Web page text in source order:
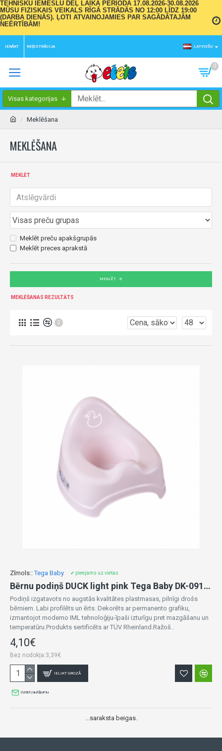
TEHNISKU IEMESLU DĒĻ LAIKA PERIODĀ 17.08.2026-30.08.2026
MŪSU FIZISKAIS VEIKALS RĪGĀ STRĀDĀS NO 12:00 LĪDZ 19:00
(DARBA DIENĀS). ĻOTI ATVAINOJAMIES PAR SAGĀDĀTAJĀM
NEĒRTĪBĀM!
IENĀKT REĢISTRĀCIJA LATVIEŠU
0
Visas kategorijas
Meklēšana
MEKLĒŠANA
MEKLĒT
Meklēt preču apakšgrupās
Meklēt preces aprakstā
MEKLĒT
MEKLĒŠANAS REZULTĀTS
0
Zīmols:: Tega Baby ✔ pieejams uz vietas
Bērnu podiņš DUCK light pink Tega Baby DK-091-130
Podiņš izgatavots no augstās kvalitātes plastmasas, pilnīgi drošs
bērniem. Labi profilēts un ērts. Dekorēts ar permanento grafiku,
izmantojot moderno IML tehnoloģiju-īpaši izturīgu pret mazgāšanu un
temperatūru.Produkts sertificēts ar TÜV Rheinland.Ražoš..
4,10€
Bez nodokļa:3,39€
IELIKT GROZĀ
Uzdot jautājumu
...saraksta beigas.